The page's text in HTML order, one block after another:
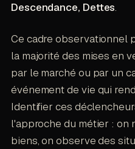
Descendance, Dettes.
Ce cadre observationnel
la majorité des mises en
par le marché ou par un
événement de vie qui
Identifier ces
l'approche du métier : on
biens, on observe des